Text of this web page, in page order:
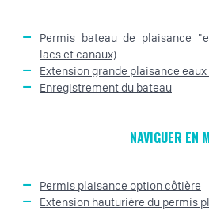
Permis bateau de plaisance
lacs et canaux)
Extension grande plaisance
Enregistrement du bateau
NAVIGUER EN
Permis plaisance option côtière
Extension hauturière du permis